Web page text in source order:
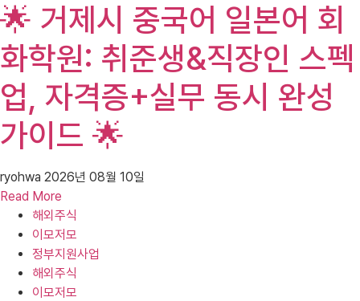
🌟 거제시 중국어 일본어 회
화학원: 취준생&직장인 스펙
업, 자격증+실무 동시 완성
가이드 🌟
ryohwa 2026년 08월 10일
Read More
해외주식
이모저모
정부지원사업
해외주식
이모저모